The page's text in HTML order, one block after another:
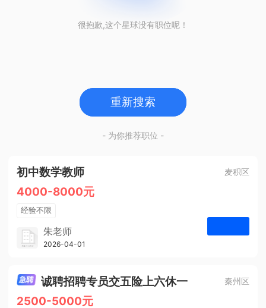
很抱歉,这个星球没有职位呢！
重新搜索
- 为你推荐职位 -
初中数学教师 麦积区
4000-8000元
经验不限
学历不限
1人
朱老师
博学启智教育
2026-04-01
诚聘招聘专员交五险上六休一 秦州区
2500-5000元